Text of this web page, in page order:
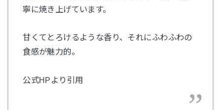
寧に焼き上げています。
甘くてとろけるような香り、それにふわふわの
食感が魅力的。
公式HPより引用